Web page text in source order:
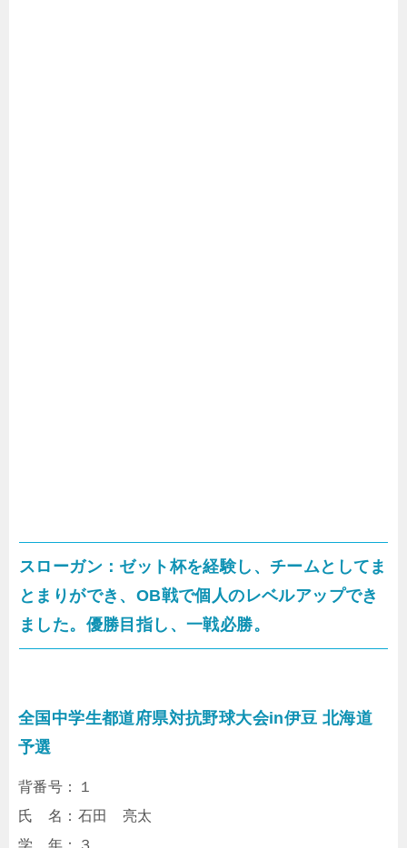
スローガン：ゼット杯を経験し、チームとしてま
とまりができ、OB戦で個人のレベルアップでき
ました。優勝目指し、一戦必勝。
全国中学生都道府県対抗野球大会in伊豆 北海道
予選
背番号：１
氏 名：石田 亮太
学 年：３